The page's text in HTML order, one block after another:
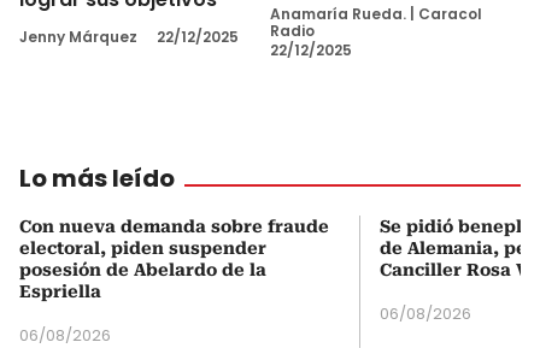
Jenny Márquez 22/12/2025
Anamaría Rueda.
Caracol
Radio
22/12/2025
Lo más leído
Con nueva demanda sobre fraude
electoral, piden suspender
posesión de Abelardo de la
Espriella
06/08/2026
Se pidió
de Alemania,
Canciller Rosa
06/08/2026